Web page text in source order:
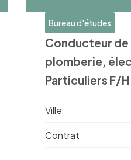
Bureau d'études
Conducteur de
plomberie,
Particuliers F/H
Ville
Contrat